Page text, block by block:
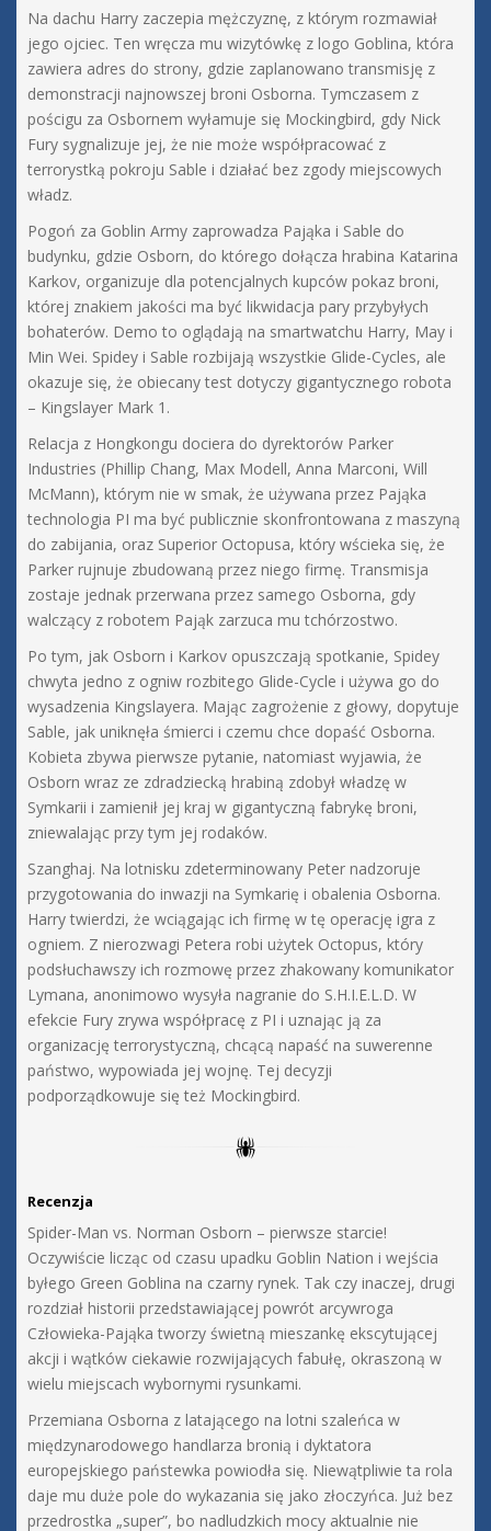
Na dachu Harry zaczepia mężczyznę, z którym rozmawiał
jego ojciec. Ten wręcza mu wizytówkę z logo Goblina, która
zawiera adres do strony, gdzie zaplanowano transmisję z
demonstracji najnowszej broni Osborna. Tymczasem z
pościgu za Osbornem wyłamuje się Mockingbird, gdy Nick
Fury sygnalizuje jej, że nie może współpracować z
terrorystką pokroju Sable i działać bez zgody miejscowych
władz.
Pogoń za Goblin Army zaprowadza Pająka i Sable do
budynku, gdzie Osborn, do którego dołącza hrabina Katarina
Karkov, organizuje dla potencjalnych kupców pokaz broni,
której znakiem jakości ma być likwidacja pary przybyłych
bohaterów. Demo to oglądają na smartwatchu Harry, May i
Min Wei. Spidey i Sable rozbijają wszystkie Glide-Cycles, ale
okazuje się, że obiecany test dotyczy gigantycznego robota
– Kingslayer Mark 1.
Relacja z Hongkongu dociera do dyrektorów Parker
Industries (Phillip Chang, Max Modell, Anna Marconi, Will
McMann), którym nie w smak, że używana przez Pająka
technologia PI ma być publicznie skonfrontowana z maszyną
do zabijania, oraz Superior Octopusa, który wścieka się, że
Parker rujnuje zbudowaną przez niego firmę. Transmisja
zostaje jednak przerwana przez samego Osborna, gdy
walczący z robotem Pająk zarzuca mu tchórzostwo.
Po tym, jak Osborn i Karkov opuszczają spotkanie, Spidey
chwyta jedno z ogniw rozbitego Glide-Cycle i używa go do
wysadzenia Kingslayera. Mając zagrożenie z głowy, dopytuje
Sable, jak uniknęła śmierci i czemu chce dopaść Osborna.
Kobieta zbywa pierwsze pytanie, natomiast wyjawia, że
Osborn wraz ze zdradziecką hrabiną zdobył władzę w
Symkarii i zamienił jej kraj w gigantyczną fabrykę broni,
zniewalając przy tym jej rodaków.
Szanghaj. Na lotnisku zdeterminowany Peter nadzoruje
przygotowania do inwazji na Symkarię i obalenia Osborna.
Harry twierdzi, że wciągając ich firmę w tę operację igra z
ogniem. Z nierozwagi Petera robi użytek Octopus, który
podsłuchawszy ich rozmowę przez zhakowany komunikator
Lymana, anonimowo wysyła nagranie do S.H.I.E.L.D. W
efekcie Fury zrywa współpracę z PI i uznając ją za
organizację terrorystyczną, chcącą napaść na suwerenne
państwo, wypowiada jej wojnę. Tej decyzji
podporządkowuje się też Mockingbird.
Recenzja
Spider-Man vs. Norman Osborn – pierwsze starcie!
Oczywiście licząc od czasu upadku Goblin Nation i wejścia
byłego Green Goblina na czarny rynek. Tak czy inaczej, drugi
rozdział historii przedstawiającej powrót arcywroga
Człowieka-Pająka tworzy świetną mieszankę ekscytującej
akcji i wątków ciekawie rozwijających fabułę, okraszoną w
wielu miejscach wybornymi rysunkami.
Przemiana Osborna z latającego na lotni szaleńca w
międzynarodowego handlarza bronią i dyktatora
europejskiego państewka powiodła się. Niewątpliwie ta rola
daje mu duże pole do wykazania się jako złoczyńca. Już bez
przedrostka „super”, bo nadludzkich mocy aktualnie nie